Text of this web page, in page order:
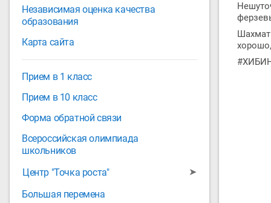
Независимая оценка качества
образования
Карта сайта
Прием в 1 класс
Прием в 10 класс
Форма обратной связи
Всероссийская олимпиада
школьников
Центр "Точка роста"
➤
Большая перемена